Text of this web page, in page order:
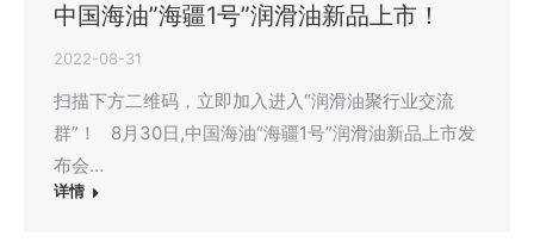
中国海油”海疆1号”润滑油新品上市！
2022-08-31
扫描下方二维码，立即加入进入“润滑油聚行业交流
群”！ 8月30日,中国海油“海疆1号”润滑油新品上市发
布会…
详情